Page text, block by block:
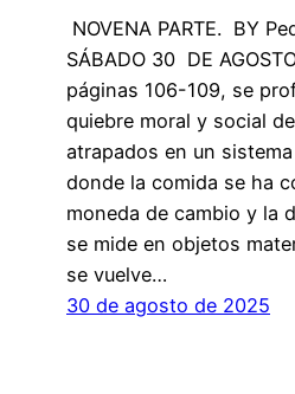
NOVENA PARTE. BY
SÁBADO 30 DE
páginas 106-109, se
quiebre moral y social
atrapados en un
donde la comida se ha
moneda de cambio y la
se mide en objetos
se vuelve…
30 de agosto de 2025